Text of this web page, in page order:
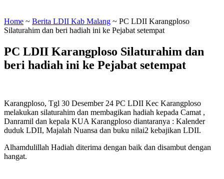
Home ~ Berita LDII Kab Malang ~ PC LDII Karangploso
Silaturahim dan beri hadiah ini ke Pejabat setempat
PC LDII Karangploso Silaturahim dan
beri hadiah ini ke Pejabat setempat
Karangploso, Tgl 30 Desember 24 PC LDII Kec Karangploso
melakukan silaturahim dan membagikan hadiah kepada Camat ,
Danramil dan kepala KUA Karangploso diantaranya : Kalender
duduk LDII, Majalah Nuansa dan buku nilai2 kebajikan LDII.
Alhamdulillah Hadiah diterima dengan baik dan disambut dengan
hangat.